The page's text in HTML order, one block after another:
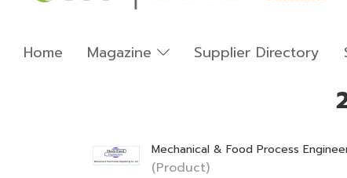
Home Magazine Supplier Directory
Mechanical & Food Process
(Product)